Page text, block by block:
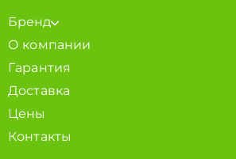
Бренд
О компании
Гарантия
Доставка
Цены
Контакты